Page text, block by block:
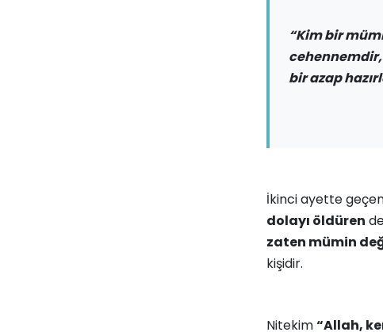
“Kim bir
bir azap
İkinci ayette
dolayı öldüren
zaten mümin
kişidir.
Nitekim“Allah,